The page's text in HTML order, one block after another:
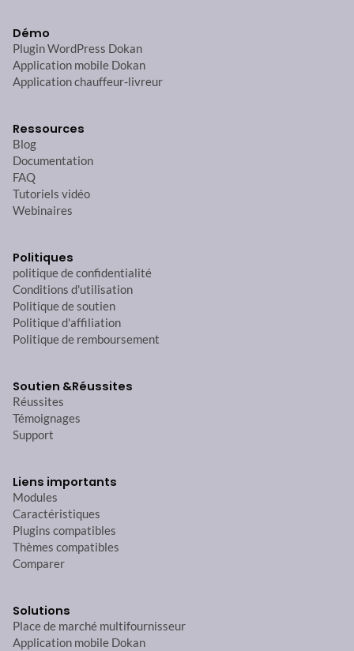
Démo
Plugin WordPress Dokan
Application mobile Dokan
Application chauffeur-livreur
Ressources
Blog
Documentation
FAQ
Tutoriels vidéo
Webinaires
Politiques
politique de confidentialité
Conditions d'utilisation
Politique de soutien
Politique d'affiliation
Politique de remboursement
Soutien &Réussites
Réussites
Témoignages
Support
Liens importants
Modules
Caractéristiques
Plugins compatibles
Thèmes compatibles
Comparer
Solutions
Place de marché multifournisseur
Application mobile Dokan